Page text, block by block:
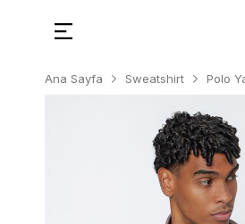
Ana Sayfa Sweatshirt Polo